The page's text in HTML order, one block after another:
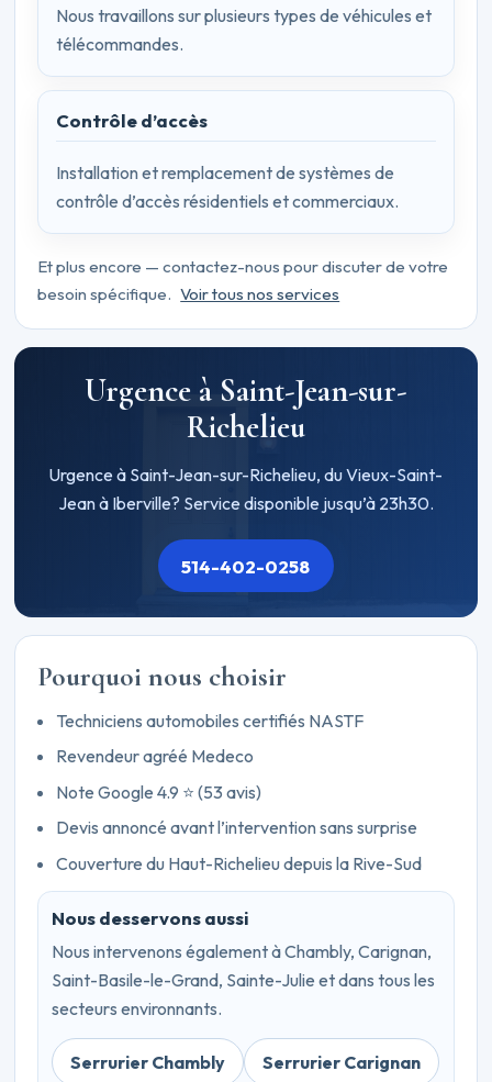
Nous travaillons sur plusieurs types de véhicules et
télécommandes.
Contrôle d’accès
Installation et remplacement de systèmes de
contrôle d’accès résidentiels et commerciaux.
Et plus encore — contactez-nous pour discuter de votre
besoin spécifique. Voir tous nos services
Urgence à Saint-Jean-sur-
Richelieu
Urgence à Saint-Jean-sur-Richelieu, du Vieux-Saint-
Jean à Iberville? Service disponible jusqu’à 23h30.
514-402-0258
Pourquoi nous choisir
Techniciens automobiles certifiés NASTF
Revendeur agréé Medeco
Note Google 4.9 ⭐ (53 avis)
Devis annoncé avant l’intervention sans surprise
Couverture du Haut-Richelieu depuis la Rive-Sud
Nous desservons aussi
Nous intervenons également à Chambly, Carignan,
Saint-Basile-le-Grand, Sainte-Julie et dans tous les
secteurs environnants.
Serrurier Chambly Serrurier Carignan